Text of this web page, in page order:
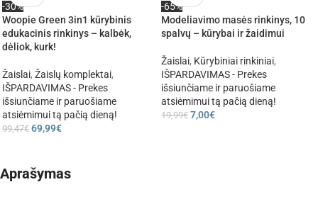
-30%
Woopie Green 3in1 kūrybinis
edukacinis rinkinys – kalbėk,
dėliok, kurk!
Žaislai, Žaislų komplektai,
IŠPARDAVIMAS - Prekes
išsiunčiame ir paruošiame
atsiėmimui tą pačią dieną!
99,47€ 69,99€
-65%
Modeliavimo masės rinkinys, 10
spalvų – kūrybai ir žaidimui
Žaislai, Kūrybiniai rinkiniai,
IŠPARDAVIMAS - Prekes
išsiunčiame ir paruošiame
atsiėmimui tą pačią dieną!
19,99€ 7,00€
Aprašymas